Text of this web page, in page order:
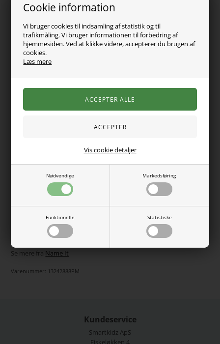
Cookie information
Vi bruger cookies til indsamling af statistik og til
trafikmåling. Vi bruger informationen til forbedring af
hjemmesiden. Ved at klikke videre, accepterer du brugen af
cookies.
Læs mere
Nødvendige Markedsføring
Funktionelle Statistiske
Vis cookie detaljer
99,00DKK
Varen er desværre udsolgt
Super søde bukser fra Name it i let sweat kvalitet. Dee er i
flot lys farve med blonde bindebånd i livet. De er med
elastikkant i livet og størrelsen kan justeres indvendig.
95% økologisk bomuld, 5% elastan.
Vaskes ved 40 grader.
Se mere fra Name It
Varenummer: 13242888PM
Kundeservice
Smartkidz ApS
Fiskeløkken 4